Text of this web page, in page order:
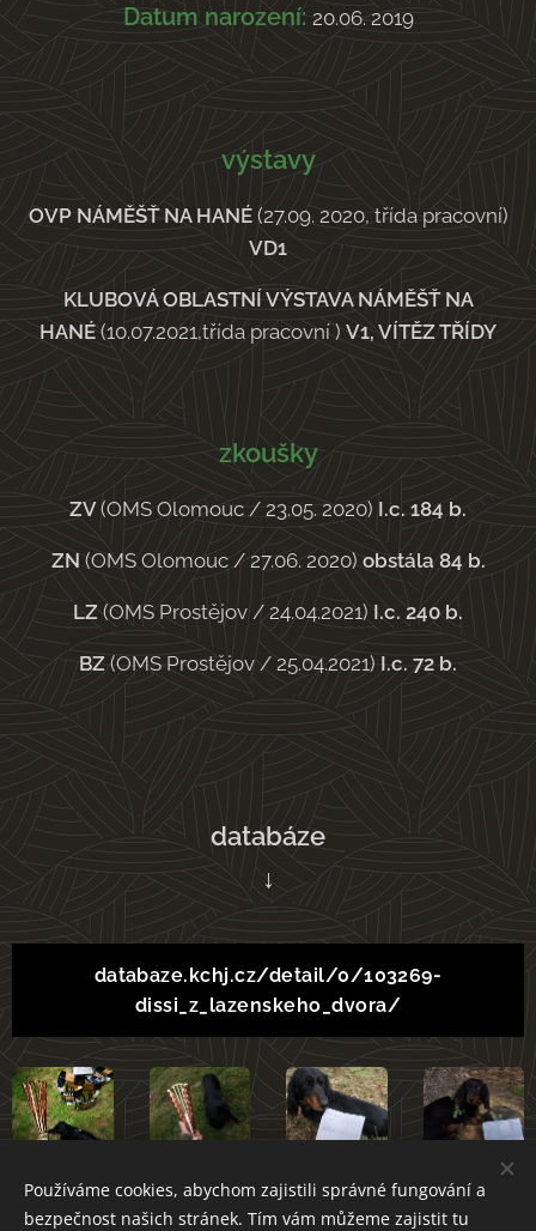
Datum narození: 20.06. 2019
výstavy
OVP NÁMĚŠŤ NA HANÉ(27.09. 2020, třída pracovní)
VD1
KLUBOVÁ OBLASTNÍ VÝSTAVA NÁMĚŠŤ NA
HANÉ (10.07.2021,třída pracovní ) V1, VÍTĚZ TŘÍDY
zkoušky
ZV(OMS Olomouc / 23.05. 2020) I.c. 184 b.
ZN (OMS Olomouc / 27.06. 2020) obstála 84 b.
LZ (OMS Prostějov / 24.04.2021) I.c. 240 b.
BZ(OMS Prostějov / 25.04.2021) I.c. 72 b.
databáze
↓
databaze.kchj.cz/detail/0/103269-
dissi_z_lazenskeho_dvora/
Používáme cookies, abychom zajistili správné fungování a
bezpečnost našich stránek. Tím vám můžeme zajistit tu